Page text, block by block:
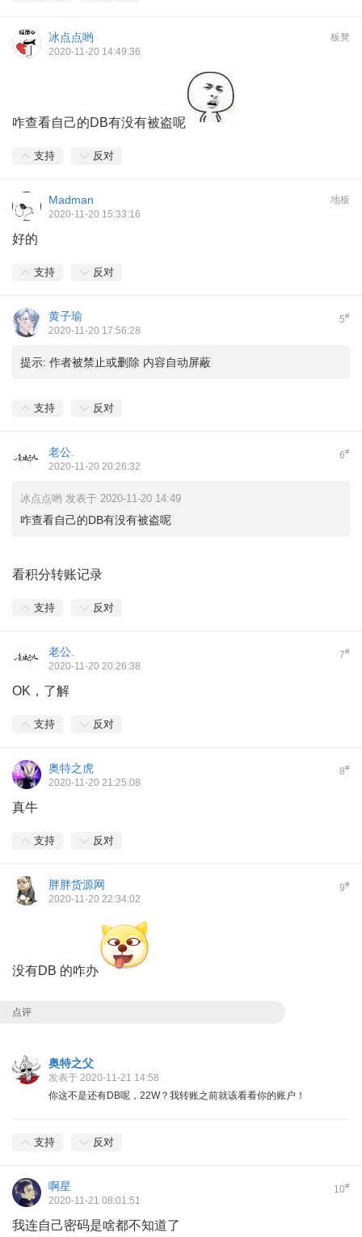
板凳
冰点点哟
2020-11-20 14:49:36
咋查看自己的DB有没有被盗呢
支持 反对
地板
Madman
2020-11-20 15:33:16
好的
支持 反对
5#
黄子瑜
2020-11-20 17:56:28
提示: 作者被禁止或删除 内容自动屏蔽
支持 反对
6#
老公.
2020-11-20 20:26:32
冰点点哟 发表于 2020-11-20 14:49
咋查看自己的DB有没有被盗呢
看积分转账记录
支持 反对
7#
老公.
2020-11-20 20:26:38
OK，了解
支持 反对
8#
奥特之虎
2020-11-20 21:25:08
真牛
支持 反对
9#
胖胖货源网
2020-11-20 22:34:02
没有DB 的咋办
点评
奥特之父
发表于 2020-11-21 14:58
你这不是还有DB呢，22W？我转账之前就该看看你的账户！
支持 反对
10#
啊星
2020-11-21 08:01:51
我连自己密码是啥都不知道了